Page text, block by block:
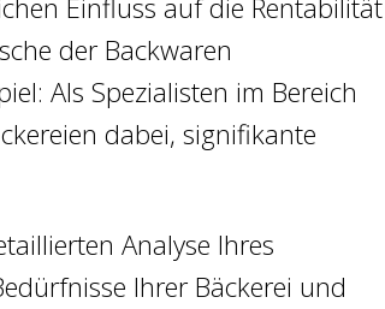
Einfluss auf die Rentabilität
der Backwaren
Als Spezialisten im Bereich
dabei, signifikante
Analyse Ihres
Ihrer Bäckerei und